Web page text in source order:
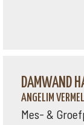
DAMWAND
ANGELIM
Mes- &